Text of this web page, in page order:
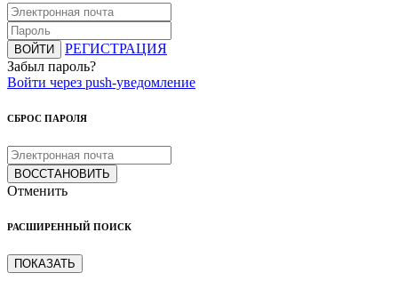
ВОЙТИ
РЕГИСТРАЦИЯ
Забыл пароль?
Войти через push-уведомление
СБРОС ПАРОЛЯ
ВОССТАНОВИТЬ
Отменить
РАСШИРЕННЫЙ ПОИСК
ПОКАЗАТЬ